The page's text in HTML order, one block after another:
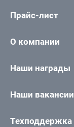
Прайс-лист
О компании
Наши награды
Наши вакансии
Техподдержка